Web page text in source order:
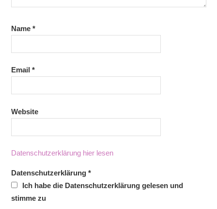
Name*
Email *
Website
Datenschutzerklärung hier lesen
Datenschutzerklärung*
Ich habe die Datenschutzerklärung gelesen und
stimme zu